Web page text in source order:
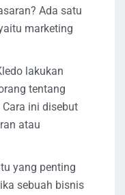
Ada satu
marketing
lakukan
tentang
ini disebut
atau
yang penting
sebuah bisnis